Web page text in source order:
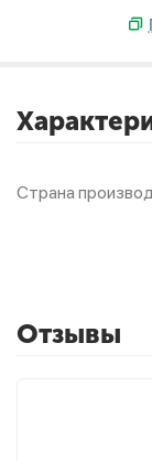
Страна
Отзывы